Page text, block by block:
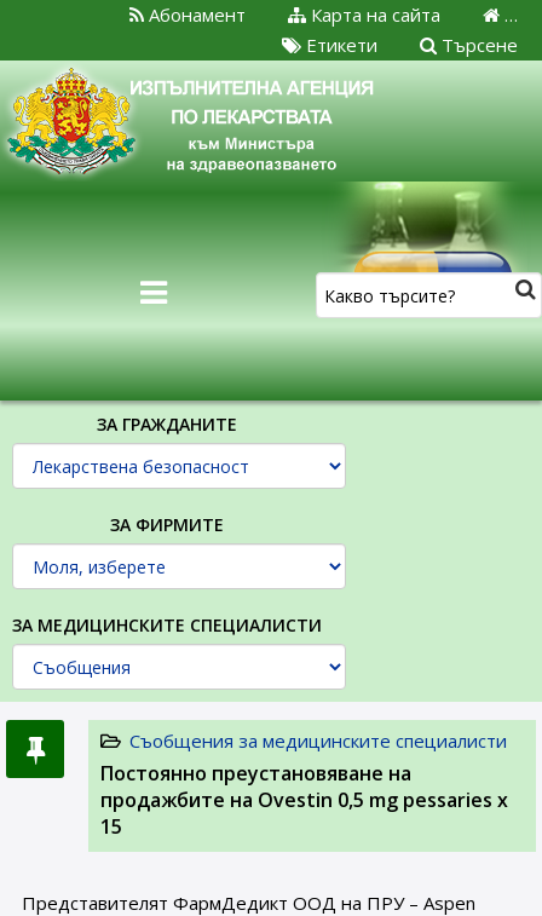
…
Карта на сайта
Абонамент
Търсене
Етикети
ЗА ГРАЖДАНИТЕ
ЗА ФИРМИТЕ
ЗА МЕДИЦИНСКИТЕ СПЕЦИАЛИСТИ
Съобщения за медицинските специалисти
Постоянно преустановяване на
продажбите на Ovestin 0,5 mg pessaries х
15
Представителят ФармДедикт ООД на ПРУ – Aspen